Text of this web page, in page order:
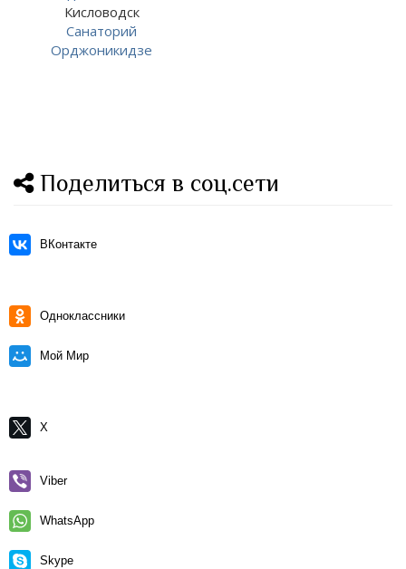
Кисловодск
Санаторий
Орджоникидзе
Поделиться в соц.сети
ВКонтакте
Одноклассники
Мой Мир
X
Viber
WhatsApp
Skype